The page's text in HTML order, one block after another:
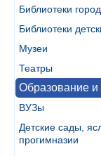
Библиотеки
Библиотеки
Музеи
Театры
Образование и
ВУЗы
Детские сады,
прогимназии